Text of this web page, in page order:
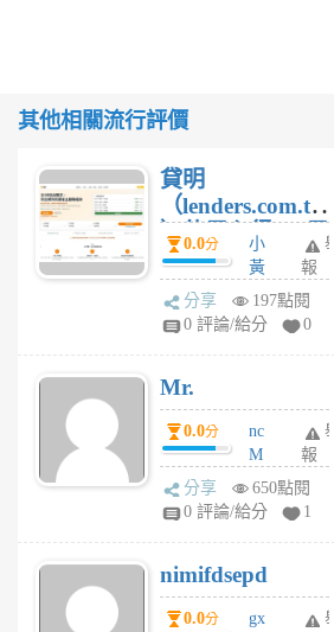
其他相關流行評價
貸明
（lenders.com.tw
）使用心得 — 民
間貸款比較平台
體驗
0.0分
小
黃
蜂
1
舉
報
分享
197點閱
0 評論/給分
0
Mr.
0.0分
nc
M
U
F
U
5
個
舉
報
分享
650點閱
0 評論/給分
1
nimifdsepd
0.0分
gx
舉